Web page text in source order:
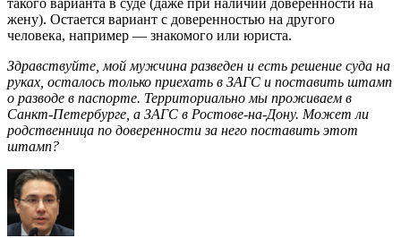
такого варианта в суде (даже при наличии доверенности на
жену). Остается вариант с доверенностью на другого
человека, например — знакомого или юриста.
Здравствуйте, мой мужчина разведен и есть решение суда на
руках, осталось только приехать в ЗАГС и поставить штамп
о разводе в паспорте. Территориально мы проживаем в
Санкт-Петербурге, а ЗАГС в Ростове-на-Дону. Может ли
родственница по доверенности за него поставить этот
штамп?